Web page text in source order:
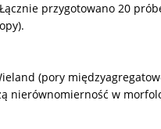
przygotowano 20
(pory
nierównomierność w